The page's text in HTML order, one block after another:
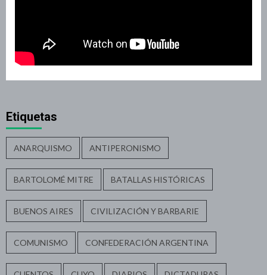
Etiquetas
ANARQUISMO ANTIPERONISMO
BARTOLOMÉ MITRE BATALLAS HISTÓRICAS
BUENOS AIRES CIVILIZACIÓN Y BARBARIE
COMUNISMO CONFEDERACIÓN ARGENTINA